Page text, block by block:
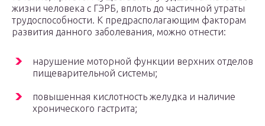
жизни человека с ГЭРБ, вплоть до частичной утраты
трудоспособности. К предрасполагающим факторам
развития данного заболевания, можно отнести:
нарушение моторной функции верхних отделов
пищеварительной системы;
повышенная кислотность желудка и наличие
хронического гастрита;